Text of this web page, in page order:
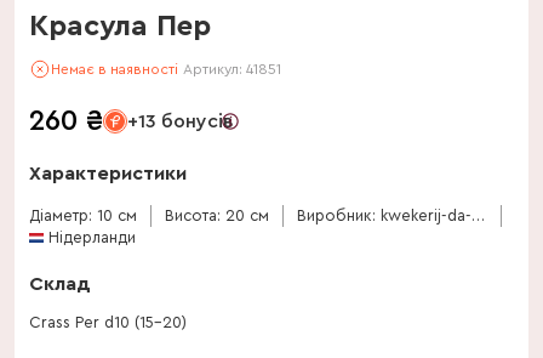
Красула Пер
Немає в наявності Артикул: 41851
260 ₴ +13 бонусів
Характеристики
Діаметр: 10 см Висота: 20 см
Виробник: kwekerij-da-capo
Нідерланди
Склад
Crass Per d10 (15-20)